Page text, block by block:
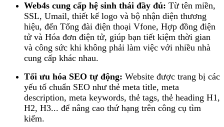
Web4s cung cấp hệ sinh thái đầy đủ: Từ tên miền,
SSL, Umail, thiết kế logo và bộ nhận diện thương
hiệu, đến Tổng đài điện thoại Vfone, Hợp đồng điện
tử và Hóa đơn điện tử, giúp bạn tiết kiệm thời gian
và công sức khi không phải làm việc với nhiều nhà
cung cấp khác nhau.
Tối ưu hóa SEO tự động: Website được trang bị các
yếu tố chuẩn SEO như thẻ meta title, meta
description, meta keywords, thẻ tags, thẻ heading H1,
H2, H3... để nâng cao thứ hạng trên công cụ tìm
kiếm.